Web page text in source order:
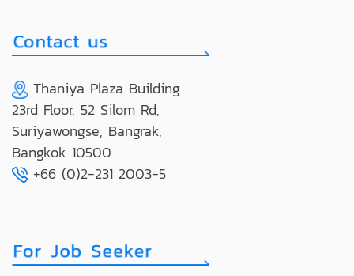
Thaniya Plaza Building
23rd Floor, 52 Silom Rd,
Suriyawongse, Bangrak,
Bangkok 10500
+66 (0)2-231 2003-5